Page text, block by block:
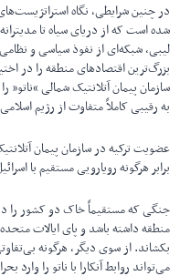
در چنین شرایطی، نگاه
شده است که از دریای سیاه تا
لیبی، شبکه‌ای از نفوذ سیاسی و
بزرگ‌ترین اقتصادهای منطقه را در
سازمان پیمان آتلانتیک شمالی “ناتو”
به رقیبی کاملاً متفاوت از رژیم
عضویت ترکیه در سازمان پیمان
برابر هرگونه رویارویی مستقیم با
جنگی که مستقیماً خاک دو کشور را
منطقه داشته باشد و پای ایالات متحده
بکشاند. از سوی دیگر، هرگونه
می‌تواند روابط آنکارا با ناتو را